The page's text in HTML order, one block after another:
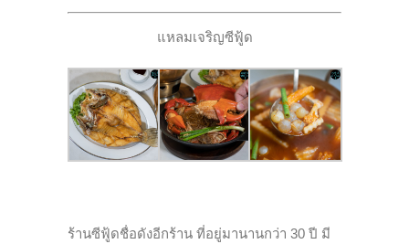
แหลมเจริญซีฟู้ด
ร้านซีฟู้ดชื่อดังอีกร้าน ที่อยู่มานานกว่า 30 ปี มี